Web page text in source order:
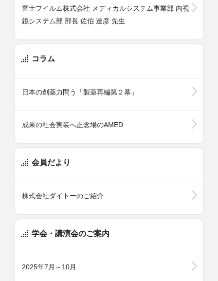
富士フイルム株式会社 メディカルシステム事業部 内視
鏡システム部 部長 佐伯 達彦 先生
コラム
日本の創薬力問う「製薬再編第２幕」
成果の社会実装へ正念場のAMED
会員だより
株式会社ダイトーのご紹介
学会・講演会のご案内
2025年7月～10月